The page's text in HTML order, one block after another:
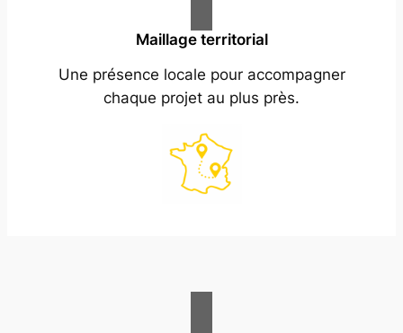
Maillage territorial
Une présence locale pour accompagner
chaque projet au plus près.